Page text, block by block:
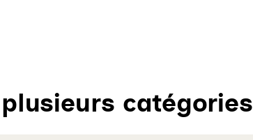
catégories